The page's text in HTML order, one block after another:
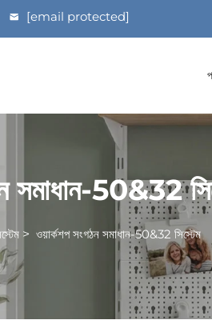
[email protected]
সমাধান-50&32
> ওয়ার্কশপ সংগঠন সমাধান-50&32 সিস্টেম